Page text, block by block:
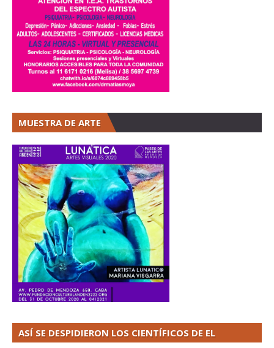
MUESTRA DE ARTE
ASÍ SE DESPIDIERON LOS CIENTÍFICOS DE EL